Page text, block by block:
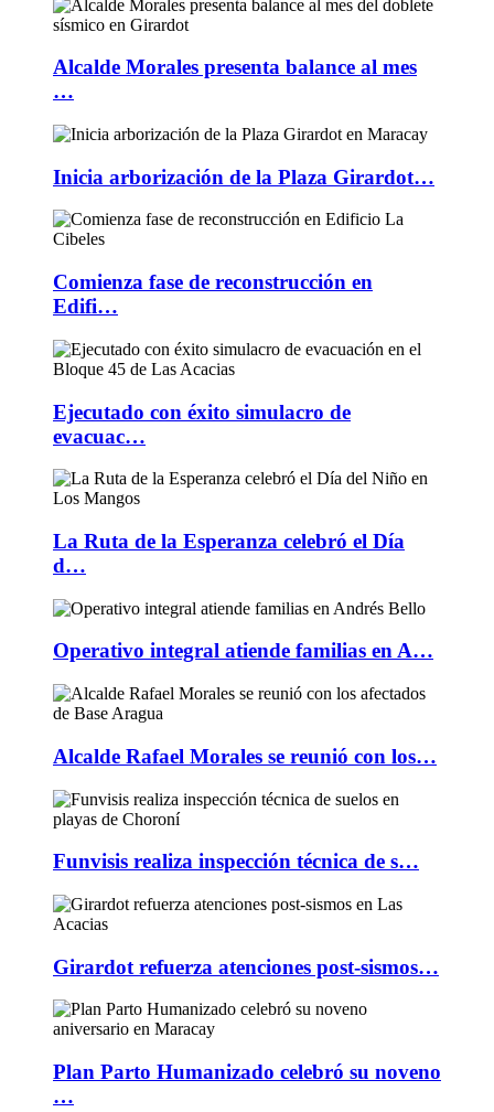
Alcalde Morales presenta balance al mes
…
Inicia arborización de la Plaza Girardot…
Comienza fase de reconstrucción en
Edifi…
Ejecutado con éxito simulacro de
evacuac…
La Ruta de la Esperanza celebró el Día
d…
Operativo integral atiende familias en A…
Alcalde Rafael Morales se reunió con los…
Funvisis realiza inspección técnica de s…
Girardot refuerza atenciones post-sismos…
Plan Parto Humanizado celebró su noveno
…